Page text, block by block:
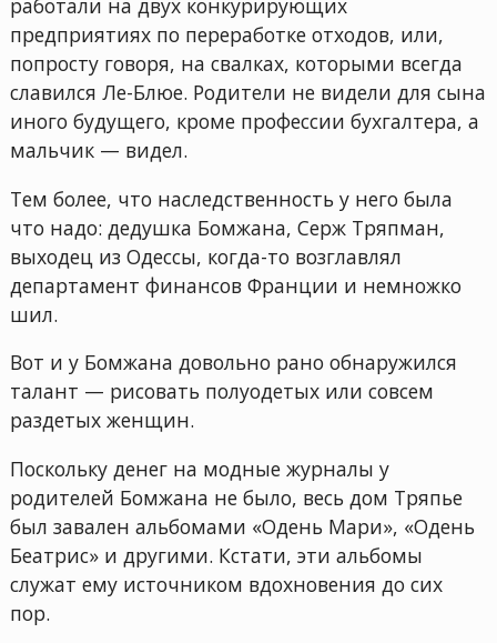
работали на двух конкурирующих
предприятиях по переработке отходов, или,
попросту говоря, на свалках, которыми всегда
славился Ле-Блюе. Родители не видели для сына
иного будущего, кроме профессии бухгалтера, а
мальчик — видел.
Тем более, что наследственность у него была
что надо: дедушка Бомжана, Серж Тряпман,
выходец из Одессы, когда-то возглавлял
департамент финансов Франции и немножко
шил.
Вот и у Бомжана довольно рано обнаружился
талант — рисовать полуодетых или совсем
раздетых женщин.
Поскольку денег на модные журналы у
родителей Бомжана не было, весь дом Тряпье
был завален альбомами «Одень Мари», «Одень
Беатрис» и другими. Кстати, эти альбомы
служат ему источником вдохновения до сих
пор.